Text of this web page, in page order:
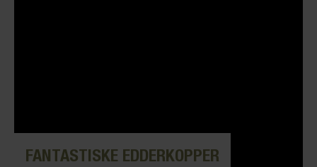
FANTASTISKE EDDERKOPPER